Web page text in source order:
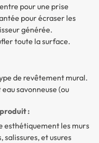
pour une prise
pour écraser les
générée.
toute la surface.
de revêtement mural.
savonneuse (ou
:
esthétiquement les murs
salissures, et usures